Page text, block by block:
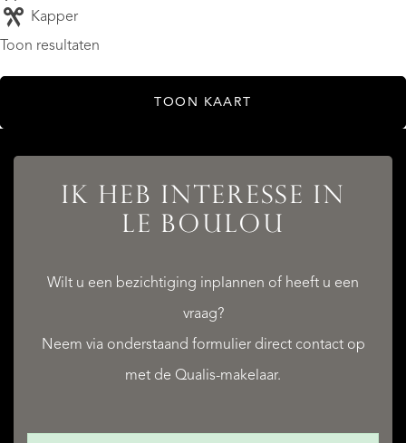
Kapper
Toon resultaten
TOON KAART
IK HEB INTERESSE IN
LE BOULOU
Wilt u een bezichtiging inplannen of heeft u een
vraag?
Neem via onderstaand formulier direct contact op
met de Qualis-makelaar.